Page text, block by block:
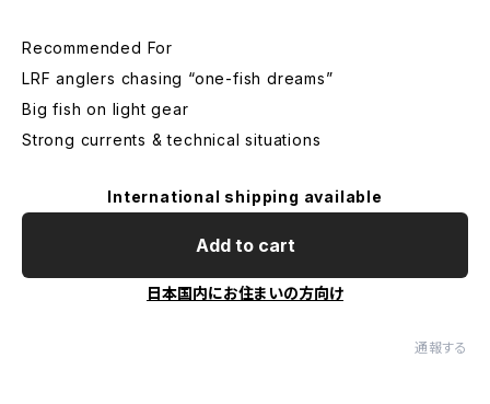
Recommended For
LRF anglers chasing “one-fish dreams”
Big fish on light gear
Strong currents & technical situations
International shipping available
Add to cart
日本国内にお住まいの方向け
通報する